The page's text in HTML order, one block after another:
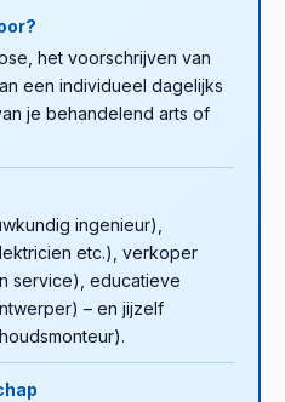
het voorschrijven van
een individueel dagelijks
je behandelend arts of
ingenieur),
etc.), verkoper
service), educatieve
– en jijzelf